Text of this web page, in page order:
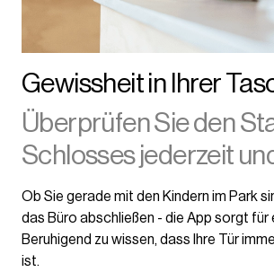
Gewissheit in Ihrer
Überprüfen Sie den
Schlosses jederzeit
Ob Sie gerade mit den Kindern im Park
das Büro abschließen - die App sorgt für
Beruhigend zu wissen, dass Ihre Tür
ist.